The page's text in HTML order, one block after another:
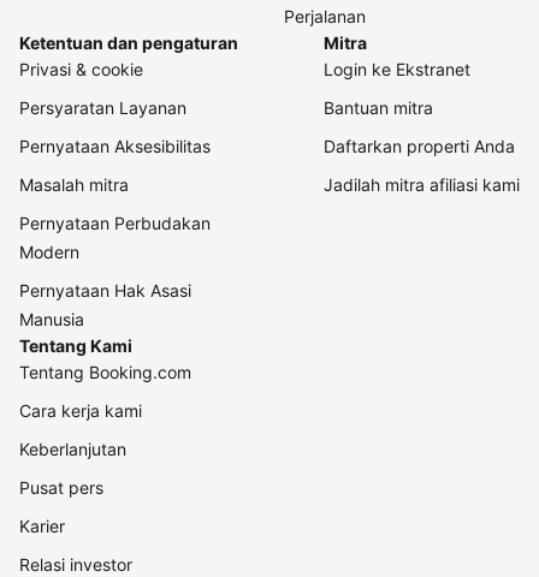
Perjalanan
Ketentuan dan pengaturan
Privasi & cookie
Persyaratan Layanan
Pernyataan Aksesibilitas
Masalah mitra
Pernyataan Perbudakan
Modern
Pernyataan Hak Asasi
Manusia
Mitra
Login ke Ekstranet
Bantuan mitra
Daftarkan properti Anda
Jadilah mitra afiliasi kami
Tentang Kami
Tentang Booking.com
Cara kerja kami
Keberlanjutan
Pusat pers
Karier
Relasi investor